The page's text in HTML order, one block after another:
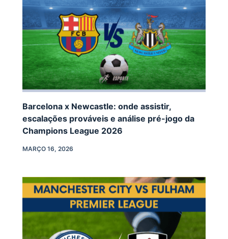
Barcelona x Newcastle: onde assistir,
escalações prováveis e análise pré-jogo da
Champions League 2026
MARÇO 16, 2026